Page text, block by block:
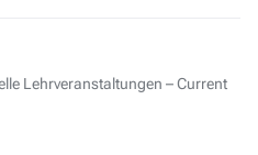
Lehrveranstaltungen – Current